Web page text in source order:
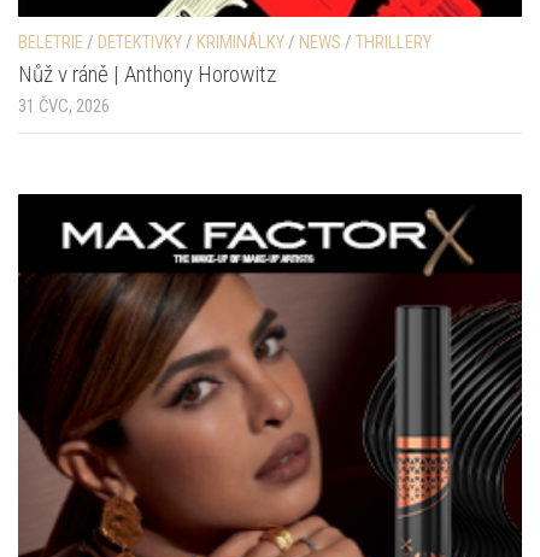
BELETRIE/ DETEKTIVKY/ KRIMINÁLKY/ NEWS / THRILLERY
Nůž v ráně | Anthony Horowitz
31 ČVC, 2026